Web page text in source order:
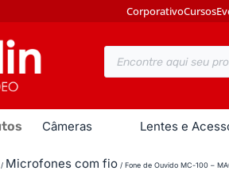
CorporativoCursos
Câmeras Lentes e
/ Microfones com fio / Fone de Ouvido MC-100 –